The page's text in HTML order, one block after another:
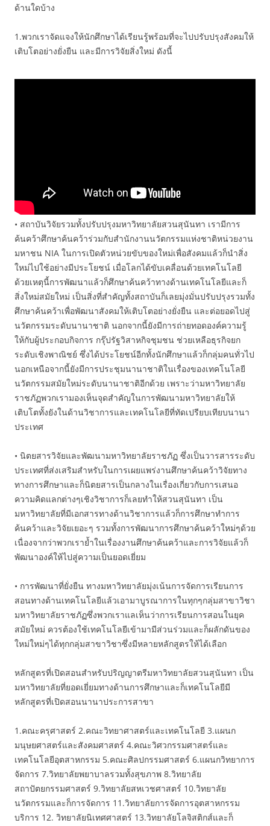
ด้านใดบ้าง
1.พวกเราจัดแจงให้นักศึกษาได้เรียนรู้พร้อมที่จะไปปรับปรุงสังคมให้
เติบโตอย่างยั่งยืน และมีการวิจัยสิ่งใหม่ ดังนี้
• สถาบันวิจัยรวมทั้งปรับปรุงมหาวิทยาลัยสวนสุนันทา เรามีการ
ค้นคว้าศึกษาค้นคว้าร่วมกับสำนักงานนวัตกรรมแห่งชาติหน่วยงาน
มหาชน NIA ในการเปิดตัวหน่วยขับของใหม่เพื่อสังคมแล้วก็นำสิ่ง
ใหม่ไปใช้อย่างมีประโยชน์ เมื่อโลกได้ขับเคลื่อนด้วยเทคโนโลยี
ด้วยเหตุนี้การพัฒนาแล้วก็ศึกษาค้นคว้าทางด้านเทคโนโลยีและก็
สิ่งใหม่สมัยใหม่ เป็นสิ่งที่สำคัญทั้งสถาบันก็เลยมุ่งมั่นปรับปรุงรวมทั้ง
ศึกษาค้นคว้าเพื่อพัฒนาสังคมให้เติบโตอย่างยั่งยืน และต่อยอดไปสู่
นวัตกรรมระดับนานาชาติ นอกจากนี้ยังมีการถ่ายทอดองค์ความรู้
ให้กับผู้ประกอบกิจการ กรุ๊ปรัฐวิสาหกิจชุมชน ช่วยเหลือธุรกิจยก
ระดับเชิงพาณิชย์ ซึ่งได้ประโยชน์อีกทั้งนักศึกษาแล้วก็กลุ่มคนทั่วไป
นอกเหนือจากนี้ยังมีการประชุมนานาชาติในเรื่องของเทคโนโลยี
นวัตกรรมสมัยใหม่ระดับนานาชาติอีกด้วย เพราะว่ามหาวิทยาลัย
ราชภัฏพวกเรามองเห็นจุดสำคัญในการพัฒนามหาวิทยาลัยให้
เติบโตทั้งยังในด้านวิชาการและเทคโนโลยีที่ทัดเปรียบเทียบนานา
ประเทศ
• นิตยสารวิจัยและพัฒนามหาวิทยาลัยราชภัฏ ซึ่งเป็นวารสารระดับ
ประเทศที่ส่งเสริมสำหรับในการเผยแพร่งานศึกษาค้นคว้าวิจัยทาง
ทางการศึกษาและก็นิตยสารเป็นกลางในเรื่องเกี่ยวกับการเสนอ
ความคิดแลกต่างๆเชิงวิชาการก็เลยทำให้สวนสุนันทา เป็น
มหาวิทยาลัยที่มีเอกสารทางด้านวิชาการแล้วก็การศึกษาทำการ
ค้นคว้าและวิจัยเยอะๆ รวมทั้งการพัฒนาการศึกษาค้นคว้าใหม่ๆด้วย
เนื่องจากว่าพวกเราย้ำในเรื่องงานศึกษาค้นคว้าและการวิจัยแล้วก็
พัฒนาองค์ให้ไปสู่ความเป็นยอดเยี่ยม
• การพัฒนาที่ยั่งยืน ทางมหาวิทยาลัยมุ่งเน้นการจัดการเรียนการ
สอนทางด้านเทคโนโลยีแล้วเอามาบูรณาการในทุกๆกลุ่มสาขาวิชา
มหาวิทยาลัยราชภัฏซึ่งพวกเราแลเห็นว่าการเรียนการสอนในยุค
สมัยใหม่ ควรต้องใช้เทคโนโลยีเข้ามามีส่วนร่วมและก็ผลักดันของ
ใหม่ใหม่ๆได้ทุกกลุ่มสาขาวิชาซึ่งมีหลายหลักสูตรให้ได้เลือก
หลักสูตรที่เปิดสอนสำหรับปริญญาตรีมหาวิทยาลัยสวนสุนันทา เป็น
มหาวิทยาลัยที่ยอดเยี่ยมทางด้านการศึกษาและก็เทคโนโลยีมี
หลักสูตรที่เปิดสอนนานาประการสาขา
1.คณะครุศาสตร์ 2.คณะวิทยาศาสตร์และเทคโนโลยี 3.แผนก
มนุษยศาสตร์และสังคมศาสตร์ 4.คณะวิศวกรรมศาสตร์และ
เทคโนโลยีอุตสาหกรรม 5.คณะศิลปกรรมศาสตร์ 6.แผนกวิทยาการ
จัดการ 7.วิทยาลัยพยาบาลรวมทั้งสุขภาพ 8.วิทยาลัย
สถาปัตยกรรมศาสตร์ 9.วิทยาลัยสหเวชศาสตร์ 10.วิทยาลัย
นวัตกรรมและก็การจัดการ 11.วิทยาลัยการจัดการอุตสาหกรรม
บริการ 12. วิทยาลัยนิเทศศาสตร์ 13.วิทยาลัยโลจิสติกส์และก็